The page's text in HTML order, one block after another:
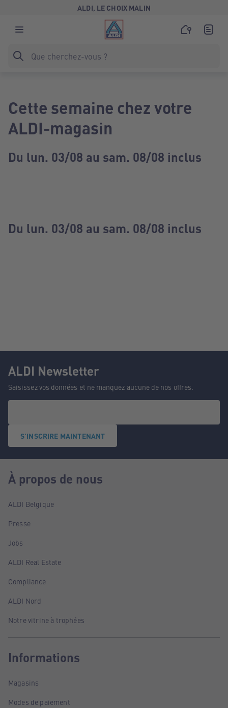
ALDI, LE CHOIX MALIN
Cette semaine chez votre
ALDI-magasin
Du lun. 03/08 au sam. 08/08 inclus
Du lun. 03/08 au sam. 08/08 inclus
ALDI Newsletter
Saisissez vos données et ne manquez aucune de nos offres.
S'INSCRIRE MAINTENANT
À propos de nous
ALDI Belgique
Presse
Jobs
ALDI Real Estate
Compliance
ALDI Nord
Notre vitrine à trophées
Informations
Magasins
Modes de paiement